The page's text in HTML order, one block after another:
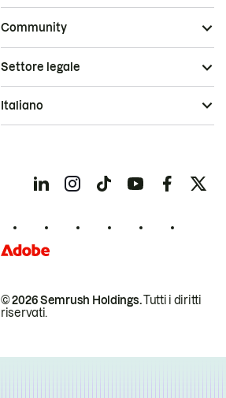
Community
© 2026 Semrush Holdings.Tutti i diritti
riservati.
Settore legale
Italiano